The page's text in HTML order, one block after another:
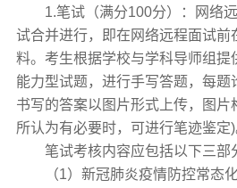
1.笔试（满分100分）：网络远
试合并进行，即在网络远程面试前
料。考生根据学校与学科导师组提
能力型试题，进行手写答题，每题
书写的答案以图片形式上传，图
所认为有必要时，可进行笔迹鉴定)
笔试考核内容应包括以下三部
（1）新冠肺炎疫情防控常态化